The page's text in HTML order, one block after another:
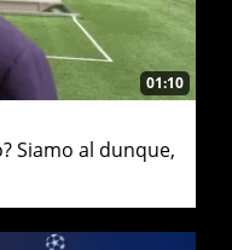
01:10
Siamo al dunque,